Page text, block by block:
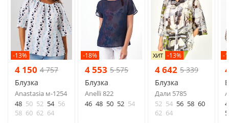
-13%
4 150 4 757
Блузка
Anastasia м-1254
48 50 52 54 56
58 60 62 64
-18%
4 553 5 575
Блузка
Anelli 822
46 48 50 52 54
ХИТ -13%
4 642 5 339
Блузка
Дали 5785
52 54 56 58 60
62 64
-